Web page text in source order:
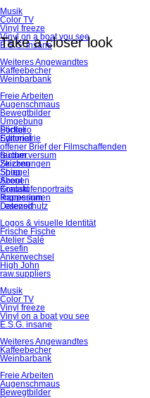
Musik
Color TV
Vinyl freeze
Vinyl on a boat you see
E.S.G. insane
Weiteres Angewandtes
Kaffeebecher
Weinbarbank
Freie Arbeiten
Augenschmaus
Bewegtbilder
Umgebung
Sticker
Symmetrie
Bücher
Skizzen
Shop
About
Kontakt
Impressum
Datenschutz
Take a closer look
Portfolio
Editorial
offener Brief der Filmschaffenden
rectum:versum
Zeichnungen
Spiegel
Szenen
Graustufenportraits
Rapperinnen
Lesezeit
Logos & visuelle Identität
Frische Fische
Atelier Salé
Lesefin
Ankerwechsel
High John
raw.suppliers
Musik
Color TV
Vinyl freeze
Vinyl on a boat you see
E.S.G. insane
Weiteres Angewandtes
Kaffeebecher
Weinbarbank
Freie Arbeiten
Augenschmaus
Bewegtbilder